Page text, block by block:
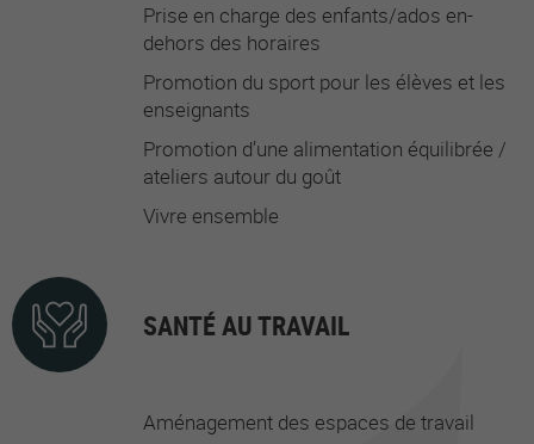
Prise en charge des enfants/ados en-
dehors des horaires
Promotion du sport pour les élèves et les
enseignants
Promotion d’une alimentation équilibrée /
ateliers autour du goût
Vivre ensemble
SANTÉ AU TRAVAIL
Aménagement des espaces de travail